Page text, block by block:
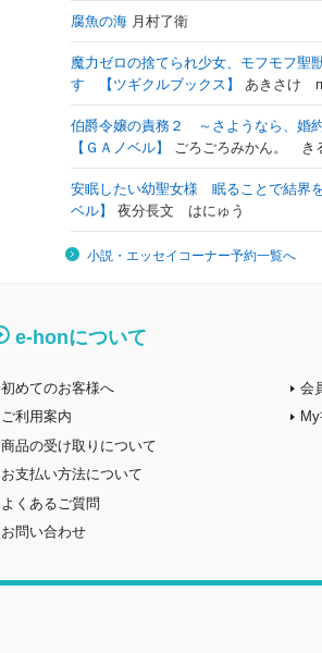
腐魚の海月村了衛
魔力ゼロの捨てられ少女、モフモフ聖
す 【ツギクルブックス】
あきさけ п
伯爵令嬢の責務２ ～さようなら、婚
【ＧＡノベル】
ごろごろみかん。 き
安眠したい幼聖女様 眠ることで結界
ベル】
夜分長文 はにゅう
小説・エッセイコーナー予約一覧へ
e-honについて
初めてのお客様へ
ご利用案内
商品の受け取りについて
お支払い方法について
よくあるご質問
お問い合わせ
会